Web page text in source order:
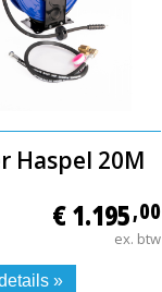
Haspel 20M
€ 1.195,00
ex. btw
»